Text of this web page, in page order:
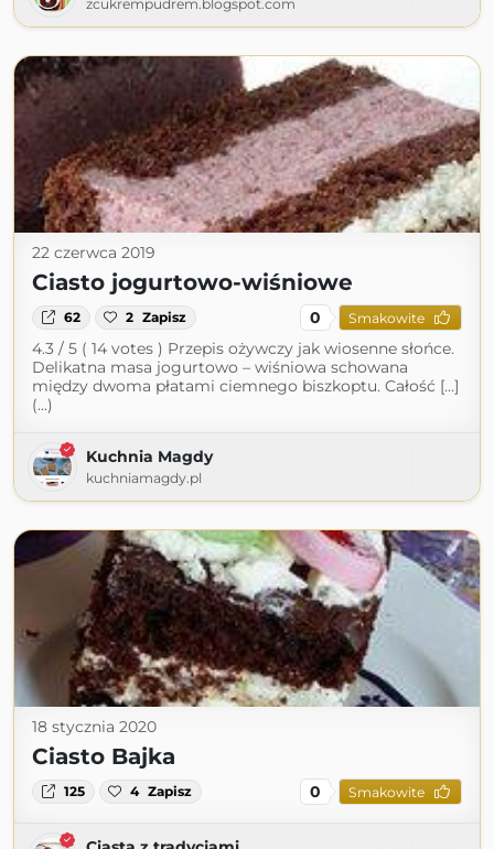
zcukrempudrem.blogspot.com
22 czerwca 2019
Ciasto jogurtowo-wiśniowe
62 2 Zapisz 0 Smakowite
4.3 / 5 ( 14 votes ) Przepis ożywczy jak wiosenne słońce.
Delikatna masa jogurtowo – wiśniowa schowana
między dwoma płatami ciemnego biszkoptu. Całość […]
(...)
Kuchnia Magdy
kuchniamagdy.pl
18 stycznia 2020
Ciasto Bajka
125 4 Zapisz 0 Smakowite